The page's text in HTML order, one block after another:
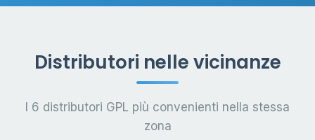
Distributori nelle vicinanze
I 6 distributori GPL più convenienti nella stessa
zona